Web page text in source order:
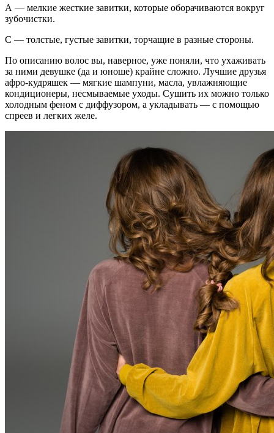
А — мелкие жесткие завитки, которые оборачиваются вокруг
зубочистки.
С — толстые, густые завитки, торчащие в разные стороны.
По описанию волос вы, наверное, уже поняли, что ухаживать
за ними девушке (да и юноше) крайне сложно. Лучшие друзья
афро-кудряшек — мягкие шампуни, масла, увлажняющие
кондиционеры, несмываемые уходы. Сушить их можно только
холодным феном с диффузором, а укладывать — с помощью
спреев и легких желе.